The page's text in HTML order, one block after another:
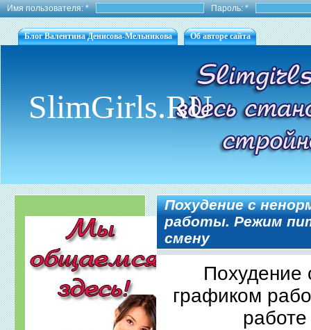
Имя пользователя:* Пароль:*
Блог Валентина Денисова-Мельникова Об авторе сайта
SlimGirls.RU
Похудение с
работы. Режим
смену
Похудение
графиком